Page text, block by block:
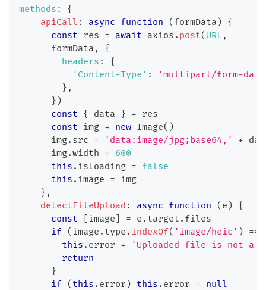
methods :
{
apiCall : async function ( formData )
{
const res = await axios . post( URL ,
      formData
,
{
headers :
{
'Content-Type' :
'multipart/form-
} ,
} )
const
{ data } = res
const img = new Image( )
      img
. src = 'data:image/jpg;base64,' +
      img
.width =
600
this . isLoading =
false
this . image = img
} ,
detectFileUpload : async function ( e )
{
const
[image] = e . target . files
if
( image . type . indexOf( 'image/heic' )
===
this . error =
'Uploaded file is not a
return
}
if
( this . error ) this . error = null